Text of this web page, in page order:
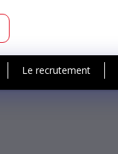
Le recrutement